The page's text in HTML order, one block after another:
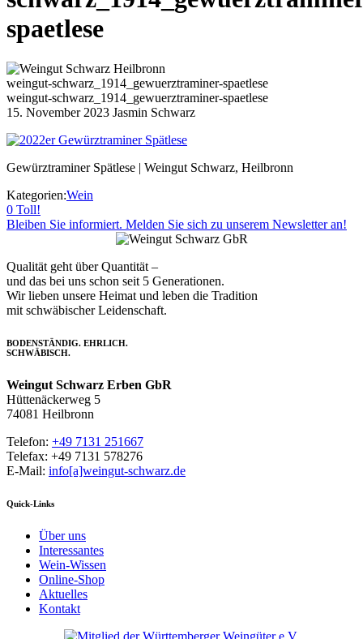
spaetlese
weingut-schwarz_1914_gewuerztraminer-spaetlese
weingut-schwarz_1914_gewuerztraminer-spaetlese
15. November 2023 Jasmin Schwarz
Gewürztraminer Spätlese | Weingut Schwarz, Heilbronn
Kategorien:Wein
0 Toll!
Bleiben Sie informiert. Melden Sie sich zu unserem Newsletter an!
Qualität geht über Quantität –
und das bei uns schon seit 5 Generationen.
Wir lieben unsere Heimat und leben die Tradition
mit schwäbischer Leidenschaft.
BODENSTÄNDIG. EHRLICH.
SCHWÄBISCH.
Weingut Schwarz Erben GbR
Hüttenäckerweg 5
74081 Heilbronn
Telefon: +49 7131 251667
Telefax: +49 7131 578276
E-Mail: info[a]weingut-schwarz.de
Quick-Links
Über uns
Interessantes
Wein-Wissen
Online-Shop
Aktuelles
Kontakt